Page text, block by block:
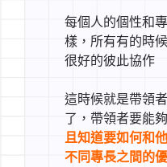
每個人的個性和
樣，所有有的時
很好的彼此協作
這時候就是帶領
了，帶領者要能夠
且知道要如何和
不同專長之間的